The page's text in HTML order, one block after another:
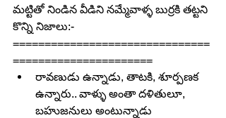
మట్టితో నిండిన వీడిని నమ్మేవాళ్ళ బుర్రకి తట్టని
కొన్ని నిజాలు:-
===============================
======================
రావణుడు ఉన్నాడు, తాటకి, శూర్పణక
ఉన్నారు.. వాళ్ళు అంతా దళితులూ,
బహుజనులు అంటున్నాడు